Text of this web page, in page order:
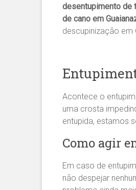
desentupimento de
de cano em
descupinização em
Acontece o
uma crosta
entupida, estamos
Como agir
Em caso de
não despejar